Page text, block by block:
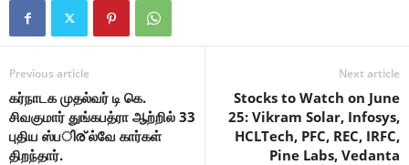
Previous article
கர்நாடக முதல்வர் டி கெ.
சிவகுமார் துங்கபத்ரா ஆற்றில் 33
புதிய ஸ்பിര് ல்வே கார்கள்
திறந்தார்.
Next article
Stocks to Watch on June
25: Vikram Solar, Infosys,
HCLTech, PFC, REC, IRFC,
Pine Labs, Vedanta